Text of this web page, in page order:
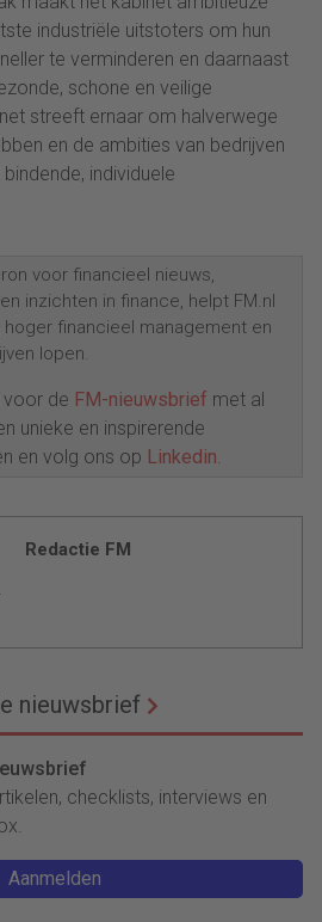
industriële uitstoters om hun
te verminderen en daarnaast
schone en veilige
streeft ernaar om halverwege
en de ambities van bedrijven
individuele
voor financieel nieuws,
inzichten in finance, helpt FM.nl
financieel management en
lopen.
voor de FM-nieuwsbrief met al
unieke en inspirerende
en volg ons op Linkedin
Redactie FM
nieuwsbrief
checklists, interviews en
Aanmelden